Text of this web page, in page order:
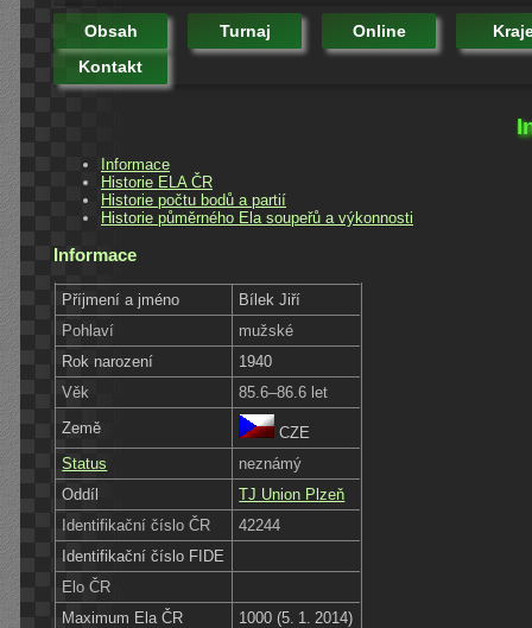
Obsah Turnaj Online
Kontakt
Informace
Historie ELA ČR
Historie počtu bodů a partií
Historie půměrného Ela soupeřů a výkonnosti
Informace
Příjmení a jméno
Bílek Jiří
Pohlaví
mužské
Rok narození
1940
Věk
85.6–86.6 let
Země
CZE
Status
neznámý
Oddíl
TJ Union Plzeň
Identifikační číslo ČR
42244
Identifikační číslo FIDE
Elo ČR
Maximum Ela ČR
1000 (5. 1. 2014)